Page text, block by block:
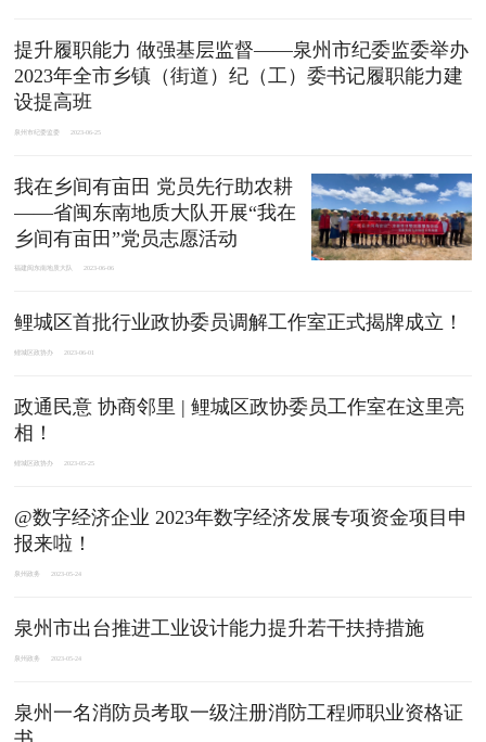
提升履职能力 做强基层监督——泉州市纪委监委举办
2023年全市乡镇（街道）纪（工）委书记履职能力建
设提高班
泉州市纪委监委 2023-06-25
我在乡间有亩田 党员先行助农耕
——省闽东南地质大队开展“我在
乡间有亩田”党员志愿活动
福建闽东南地质大队 2023-06-06
鲤城区首批行业政协委员调解工作室正式揭牌成立！
鲤城区政协办 2023-06-01
政通民意 协商邻里 | 鲤城区政协委员工作室在这里亮
相！
鲤城区政协办 2023-05-25
@数字经济企业 2023年数字经济发展专项资金项目申
报来啦！
泉州政务 2023-05-24
泉州市出台推进工业设计能力提升若干扶持措施
泉州政务 2023-05-24
泉州一名消防员考取一级注册消防工程师职业资格证